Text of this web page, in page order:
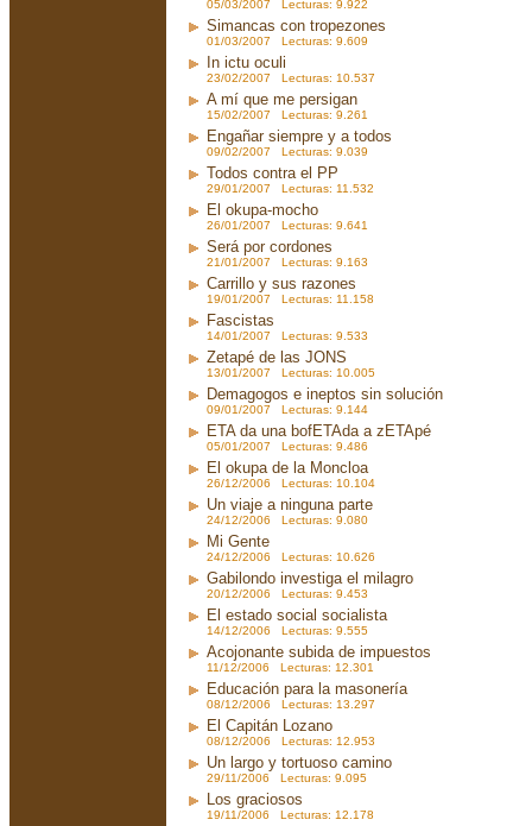
05/03/2007 Lecturas: 9.922
Simancas con tropezones
01/03/2007 Lecturas: 9.609
In ictu oculi
23/02/2007 Lecturas: 10.537
A mí que me persigan
15/02/2007 Lecturas: 9.261
Engañar siempre y a todos
09/02/2007 Lecturas: 9.039
Todos contra el PP
29/01/2007 Lecturas: 11.532
El okupa-mocho
26/01/2007 Lecturas: 9.641
Será por cordones
21/01/2007 Lecturas: 9.163
Carrillo y sus razones
19/01/2007 Lecturas: 11.158
Fascistas
14/01/2007 Lecturas: 9.533
Zetapé de las JONS
13/01/2007 Lecturas: 10.005
Demagogos e ineptos sin solución
09/01/2007 Lecturas: 9.144
ETA da una bofETAda a zETApé
05/01/2007 Lecturas: 9.486
El okupa de la Moncloa
26/12/2006 Lecturas: 10.104
Un viaje a ninguna parte
24/12/2006 Lecturas: 9.080
Mi Gente
24/12/2006 Lecturas: 10.626
Gabilondo investiga el milagro
20/12/2006 Lecturas: 9.453
El estado social socialista
14/12/2006 Lecturas: 9.555
Acojonante subida de impuestos
11/12/2006 Lecturas: 12.301
Educación para la masonería
08/12/2006 Lecturas: 13.297
El Capitán Lozano
08/12/2006 Lecturas: 12.953
Un largo y tortuoso camino
29/11/2006 Lecturas: 9.095
Los graciosos
19/11/2006 Lecturas: 12.178